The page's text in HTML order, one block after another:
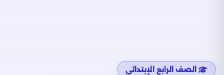
الصف الرابع الإبتدائي